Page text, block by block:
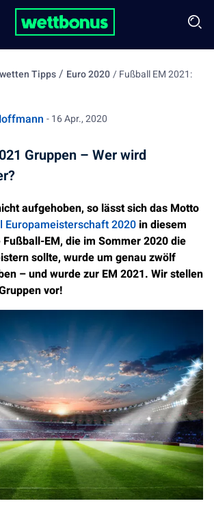
Tipps/ Euro 2020/Fußball EM 2021:
- 16 Apr., 2020
Gruppen – Wer wird
aufgehoben, so lässt sich das Motto
Europameisterschaft 2020in diesem
EM, die im Sommer 2020 die
sollte, wurde um genau zwölf
– und wurde zur EM 2021. Wir stellen
vor!